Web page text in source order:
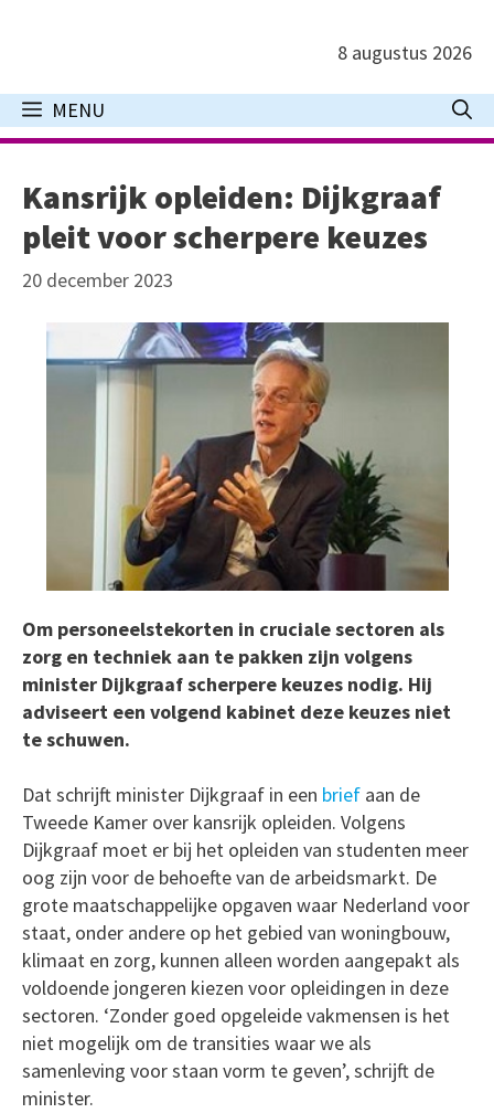
inhoud
8 augustus 2026
MENU
Kansrijk opleiden: Dijkgraaf
pleit voor scherpere keuzes
20 december 2023
Om personeelstekorten in cruciale sectoren als
zorg en techniek aan te pakken zijn volgens
minister Dijkgraaf scherpere keuzes nodig. Hij
adviseert een volgend kabinet deze keuzes niet
te schuwen.
Dat schrijft minister Dijkgraaf in een brief aan de
Tweede Kamer over kansrijk opleiden. Volgens
Dijkgraaf moet er bij het opleiden van studenten meer
oog zijn voor de behoefte van de arbeidsmarkt. De
grote maatschappelijke opgaven waar Nederland voor
staat, onder andere op het gebied van woningbouw,
klimaat en zorg, kunnen alleen worden aangepakt als
voldoende jongeren kiezen voor opleidingen in deze
sectoren. ‘Zonder goed opgeleide vakmensen is het
niet mogelijk om de transities waar we als
samenleving voor staan vorm te geven’, schrijft de
minister.